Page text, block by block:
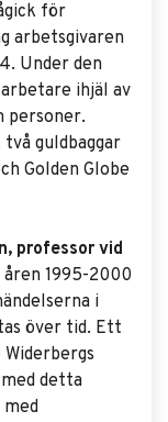
för
arbetsgivaren
Under den
ihjäl av
personer.
två guldbaggar
Golden Globe
professor vid
åren 1995-2000
i
över tid. Ett
detta